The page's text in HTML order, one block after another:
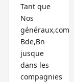
Tant que
Nos
généraux,com
Bde,Bn
jusque
dans les
compagnies